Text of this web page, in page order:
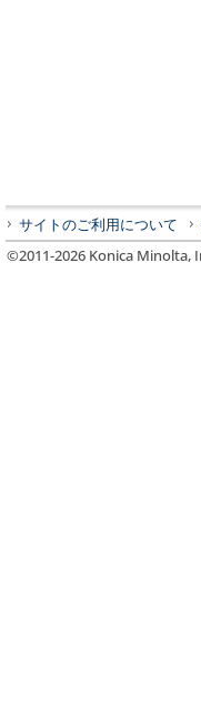
サイトのご利用について
©2011-2026 Konica Minolta,